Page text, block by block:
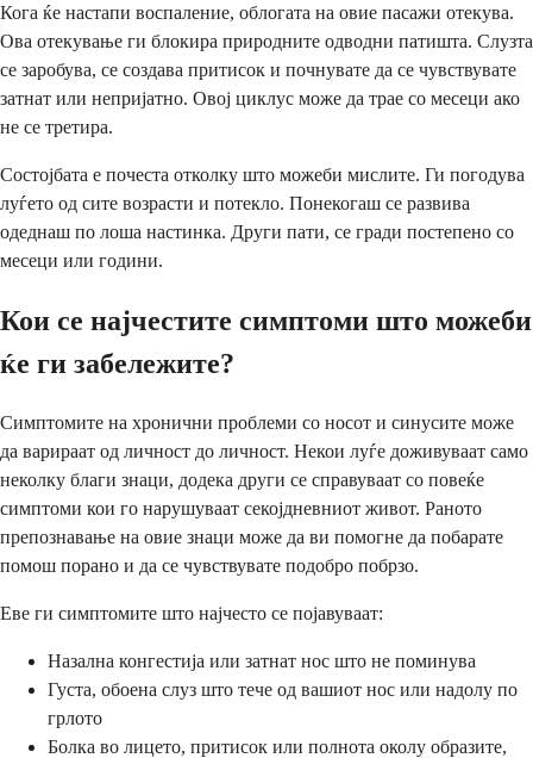
Кога ќе настапи воспаление, облогата на овие пасажи отекува.
Ова отекување ги блокира природните одводни патишта. Слузта
се заробува, се создава притисок и почнувате да се чувствувате
затнат или непријатно. Овој циклус може да трае со месеци ако
не се третира.
Состојбата е почеста отколку што можеби мислите. Ги погодува
луѓето од сите возрасти и потекло. Понекогаш се развива
одеднаш по лоша настинка. Други пати, се гради постепено со
месеци или години.
Кои се најчестите симптоми што можеби
ќе ги забележите?
Симптомите на хронични проблеми со носот и синусите може
да варираат од личност до личност. Некои луѓе доживуваат само
неколку благи знаци, додека други се справуваат со повеќе
симптоми кои го нарушуваат секојдневниот живот. Раното
препознавање на овие знаци може да ви помогне да побарате
помош порано и да се чувствувате подобро побрзо.
Еве ги симптомите што најчесто се појавуваат:
Назална конгестија или затнат нос што не поминува
Густа, обоена слуз што тече од вашиот нос или надолу по
грлото
Болка во лицето, притисок или полнота околу образите,